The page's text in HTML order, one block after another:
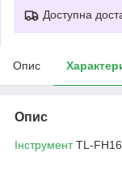
Доступна
Опис
Опис
ІнструментTL-FH16